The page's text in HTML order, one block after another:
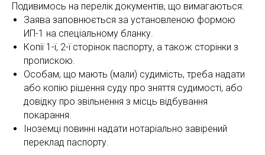
Подивимось на перелік документів, що вимагаються:
Заява заповнюється за установленою формою
ИП-1 на спеціальному бланку.
Копії 1-ї, 2-ї сторінок паспорту, а також сторінки з
пропискою.
Особам, що мають (мали) судимість, треба надати
або копію рішення суду про зняття судимості, або
довідку про звільнення з місць відбування
покарання.
Іноземці повинні надати нотаріально завірений
переклад паспорту.